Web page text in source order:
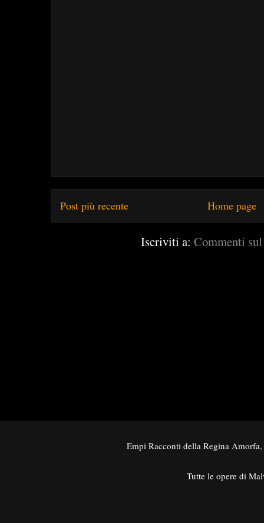
Post più recente Home page
Iscriviti a:Commenti
Empi Racconti della Regina
Tutte le opere di